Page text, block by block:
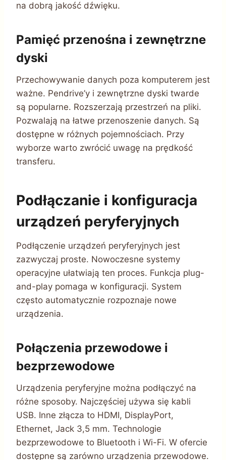
na dobrą jakość dźwięku.
Pamięć przenośna i zewnętrzne
dyski
Przechowywanie danych poza komputerem jest
ważne. Pendrive’y i zewnętrzne dyski twarde
są popularne. Rozszerzają przestrzeń na pliki.
Pozwalają na łatwe przenoszenie danych. Są
dostępne w różnych pojemnościach. Przy
wyborze warto zwrócić uwagę na prędkość
transferu.
Podłączanie i konfiguracja
urządzeń peryferyjnych
Podłączenie urządzeń peryferyjnych jest
zazwyczaj proste. Nowoczesne systemy
operacyjne ułatwiają ten proces. Funkcja plug-
and-play pomaga w konfiguracji. System
często automatycznie rozpoznaje nowe
urządzenia.
Połączenia przewodowe i
bezprzewodowe
Urządzenia peryferyjne można podłączyć na
różne sposoby. Najczęściej używa się kabli
USB. Inne złącza to HDMI, DisplayPort,
Ethernet, Jack 3,5 mm. Technologie
bezprzewodowe to Bluetooth i Wi-Fi. W ofercie
dostępne są zarówno urządzenia przewodowe.